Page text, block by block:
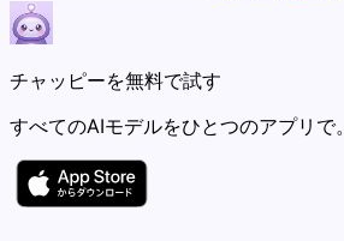
チャッピーを無料で試す
すべてのAIモデルをひとつのアプリで。